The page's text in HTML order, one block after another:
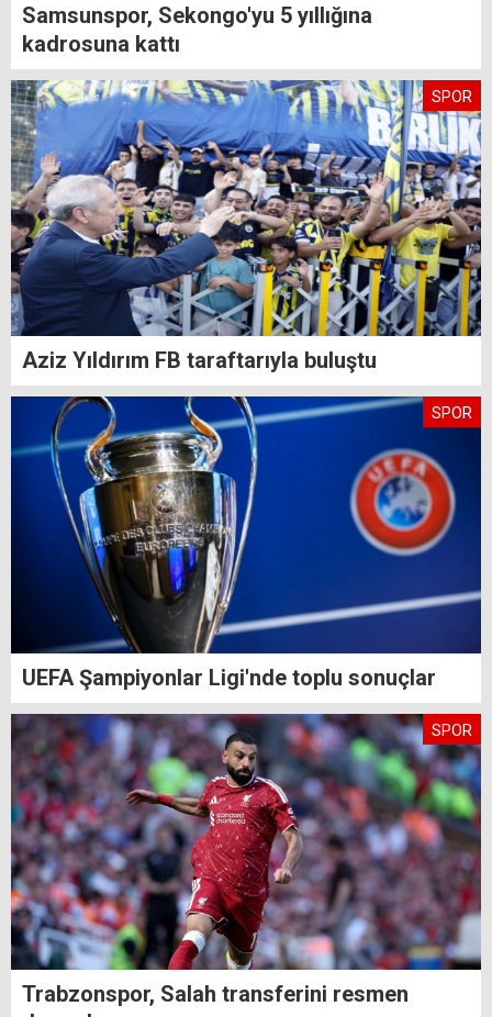
Samsunspor, Sekongo'yu 5 yıllığına
kadrosuna kattı
SPOR
Aziz Yıldırım FB taraftarıyla buluştu
SPOR
UEFA Şampiyonlar Ligi'nde toplu sonuçlar
SPOR
Trabzonspor, Salah transferini resmen